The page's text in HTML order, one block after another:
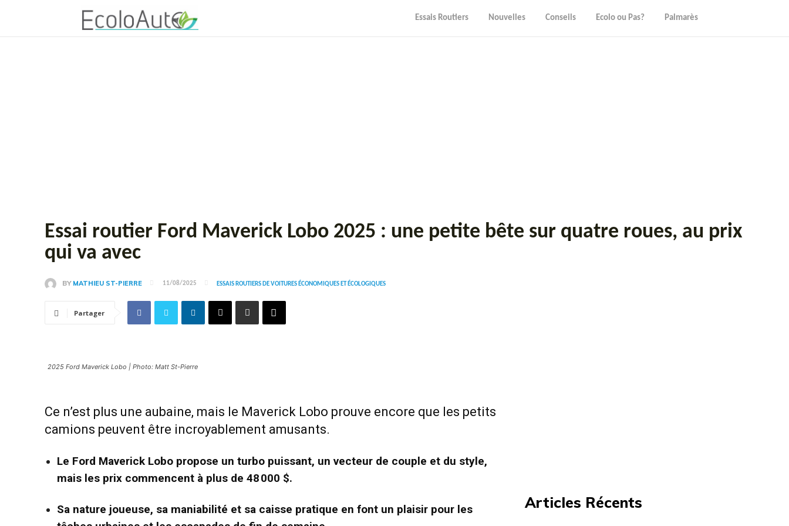
Essais Routiers Nouvelles Conseils Ecolo ou Pas? Palmarès
Essai routier Ford Maverick Lobo 2025 : une petite bête sur quatre roues, au prix
qui va avec
BY MATHIEU ST-PIERRE 11/08/2025 ESSAIS ROUTIERS DE VOITURES ÉCONOMIQUES ET ÉCOLOGIQUES
Partager
2025 Ford Maverick Lobo | Photo: Matt St-Pierre
Ce n’est plus une aubaine, mais le Maverick Lobo prouve encore que les petits
camions peuvent être incroyablement amusants.
Le Ford Maverick Lobo propose un turbo puissant, un vecteur de couple et du style,
mais les prix commencent à plus de 48 000 $.
Sa nature joueuse, sa maniabilité et sa caisse pratique en font un plaisir pour les
Articles Récents